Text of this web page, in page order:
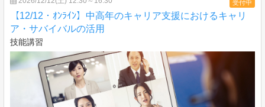
受付中
【12/12・ｵﾝﾗｲﾝ】中高年のキャリア支援におけるキャリ
ア・サバイバルの活用
技能講習